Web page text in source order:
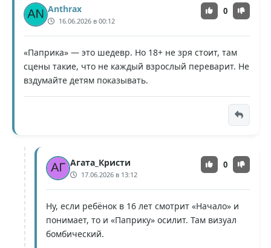
Anthrax
16.06.2026 в 00:12
0
«Паприка» — это шедевр. Но 18+ не зря стоит, там
сцены такие, что не каждый взрослый переварит. Не
вздумайте детям показывать.
Агата_Кристи
17.06.2026 в 13:12
0
Ну, если ребёнок в 16 лет смотрит «Начало» и
понимает, то и «Паприку» осилит. Там визуал
бомбический.